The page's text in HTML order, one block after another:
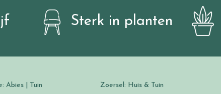
Sterk in planten
Abies | Tuin Zoersel: Huis & Tuin